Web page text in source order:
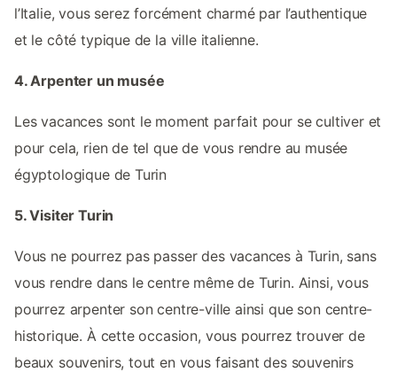
l’Italie, vous serez forcément charmé par l’authentique
et le côté typique de la ville italienne.
4. Arpenter un musée
Les vacances sont le moment parfait pour se cultiver et
pour cela, rien de tel que de vous rendre au musée
égyptologique de Turin
5. Visiter Turin
Vous ne pourrez pas passer des vacances à Turin, sans
vous rendre dans le centre même de Turin. Ainsi, vous
pourrez arpenter son centre-ville ainsi que son centre-
historique. À cette occasion, vous pourrez trouver de
beaux souvenirs, tout en vous faisant des souvenirs